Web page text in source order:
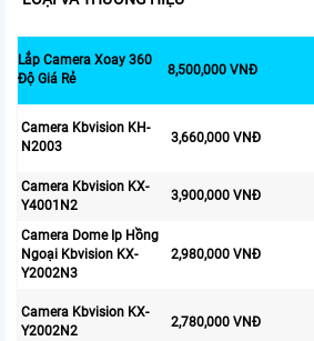
Lắp Camera Xoay 360
Độ Giá Rẻ
8,500,000 VNĐ
Camera Kbvision KH-
N2003
3,660,000 VNĐ
Camera Kbvision KX-
Y4001N2
3,900,000 VNĐ
Camera Dome Ip Hồng
Ngoại Kbvision KX-
Y2002N3
2,980,000 VNĐ
Camera Kbvision KX-
Y2002N2
2,780,000 VNĐ